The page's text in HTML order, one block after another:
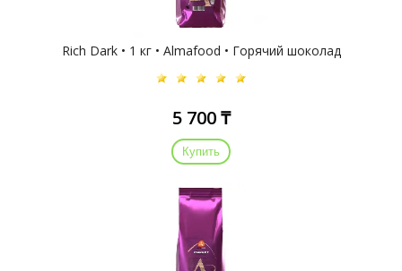
Rich Dark • 1 кг • Almafood • Горячий шоколад
5 700 ₸
Купить